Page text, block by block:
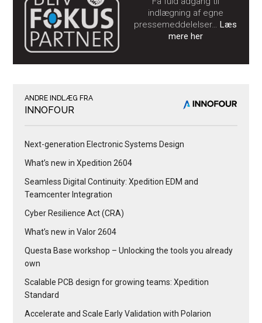
indlægning af egne
pressemeddelelser…Læs
mere her
ANDRE INDLÆG FRA
INNOFOUR
Next-generation Electronic Systems Design
What’s new in Xpedition 2604
Seamless Digital Continuity: Xpedition EDM and
Teamcenter Integration
Cyber Resilience Act (CRA)
What’s new in Valor 2604
Questa Base workshop – Unlocking the tools you already
own
Scalable PCB design for growing teams: Xpedition
Standard
Accelerate and Scale Early Validation with Polarion